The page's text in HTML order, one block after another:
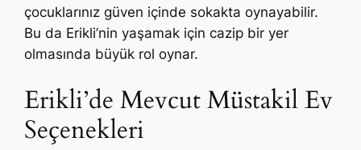
çocuklarınız güven içinde sokakta oynayabilir.
Bu da Erikli’nin yaşamak için cazip bir yer
olmasında büyük rol oynar.
Erikli’de Mevcut Müstakil Ev
Seçenekleri